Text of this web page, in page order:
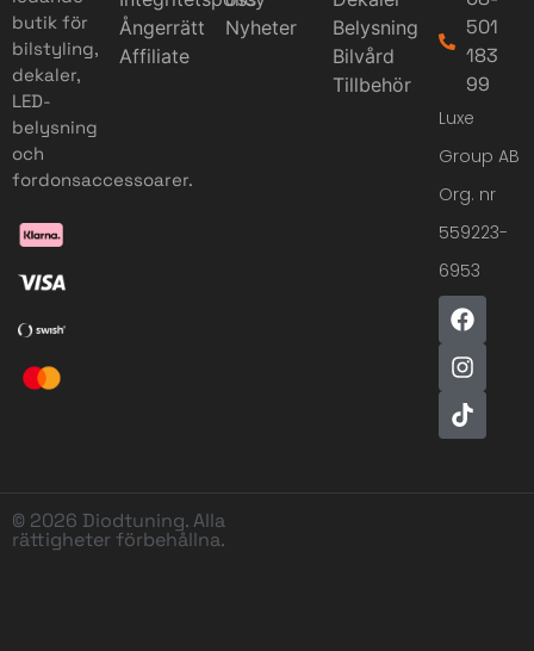
butik för
bilstyling,
dekaler,
LED-
belysning
och
fordonsaccessoarer.
Ångerrätt
Affiliate
Nyheter
Belysning
Bilvård
Tillbehör
501
183
99
Luxe
Group AB
Org. nr
559223-
6953
© 2026 Diodtuning. Alla
rättigheter förbehållna.